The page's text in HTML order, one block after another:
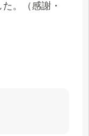
。（感謝・